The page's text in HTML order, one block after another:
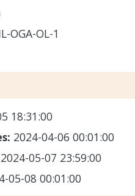
OGA-OL-1
18:31:00
2024-04-06 00:01:00
2024-05-07 23:59:00
05-08 00:01:00